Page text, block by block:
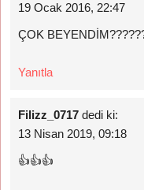
19 Ocak 2016, 22:47
ÇOK
Yanıtla
Filizz_0717 dedi ki:
13 Nisan 2019, 09:18
👍👍👍